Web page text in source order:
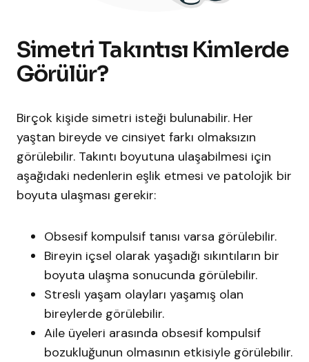
Simetri Takıntısı Kimlerde
Görülür?
Birçok kişide simetri isteği bulunabilir. Her
yaştan bireyde ve cinsiyet farkı olmaksızın
görülebilir. Takıntı boyutuna ulaşabilmesi için
aşağıdaki nedenlerin eşlik etmesi ve patolojik bir
boyuta ulaşması gerekir:
Obsesif kompulsif tanısı varsa görülebilir.
Bireyin içsel olarak yaşadığı sıkıntıların bir
boyuta ulaşma sonucunda görülebilir.
Stresli yaşam olayları yaşamış olan
bireylerde görülebilir.
Aile üyeleri arasında obsesif kompulsif
bozukluğunun olmasının etkisiyle görülebilir.